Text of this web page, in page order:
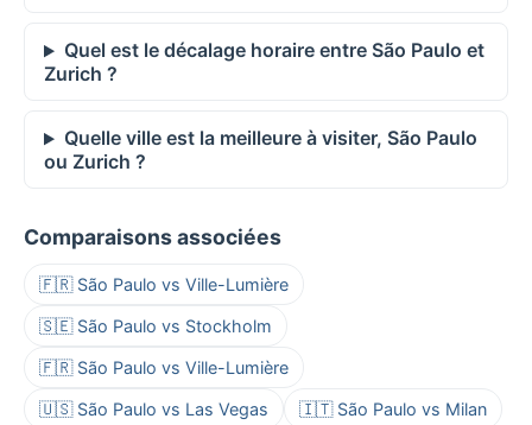
Quel est le décalage horaire entre São Paulo et
Zurich ?
Quelle ville est la meilleure à visiter, São Paulo
ou Zurich ?
Comparaisons associées
🇫🇷 São Paulo vs Ville-Lumière
🇸🇪 São Paulo vs Stockholm
🇫🇷 São Paulo vs Ville-Lumière
🇺🇸 São Paulo vs Las Vegas 🇮🇹 São Paulo vs Milan